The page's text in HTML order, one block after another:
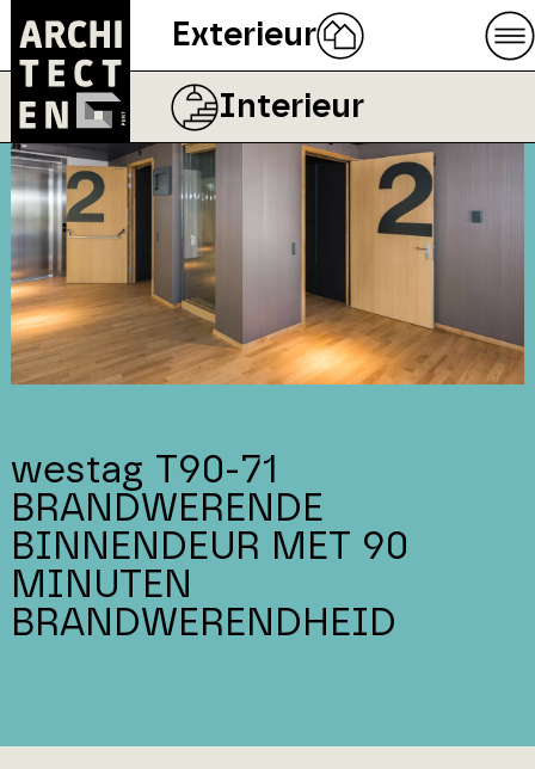
Exterieur
Interieur
westag T90-71
BRANDWERENDE
BINNENDEUR MET 90
MINUTEN
BRANDWERENDHEID